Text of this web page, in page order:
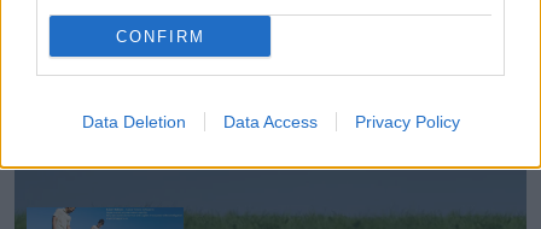
CONFIRM
Data Deletion Data Access Privacy Policy